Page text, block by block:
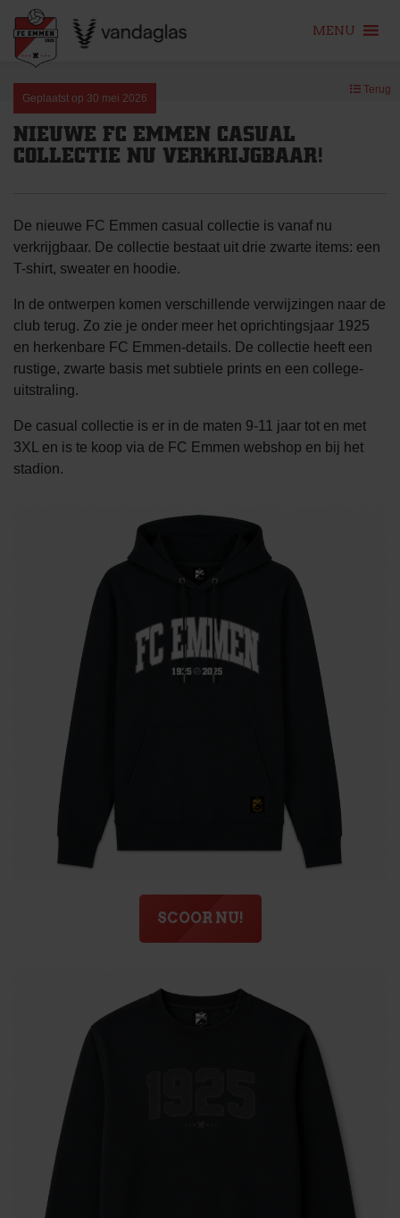
content
MENU
Geplaatst op 30 mei 2026
Terug
NIEUWE FC EMMEN CASUAL
COLLECTIE NU VERKRIJGBAAR!
De nieuwe FC Emmen casual collectie is vanaf nu
verkrijgbaar. De collectie bestaat uit drie zwarte items: een
T-shirt, sweater en hoodie.
In de ontwerpen komen verschillende verwijzingen naar de
club terug. Zo zie je onder meer het oprichtingsjaar 1925
en herkenbare FC Emmen-details. De collectie heeft een
rustige, zwarte basis met subtiele prints en een college-
uitstraling.
De casual collectie is er in de maten 9-11 jaar tot en met
3XL en is te koop via de FC Emmen webshop en bij het
stadion.
SCOOR NU!